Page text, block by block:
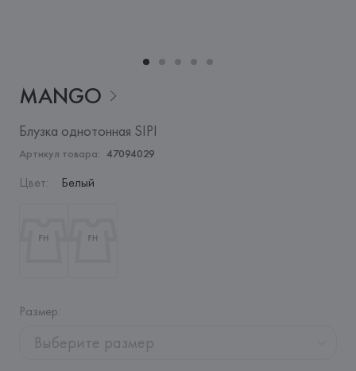
MANGO
Блузка однотонная SIPI
Артикул товара: 47094029
Цвет: Белый
Размер:
Выберите размер